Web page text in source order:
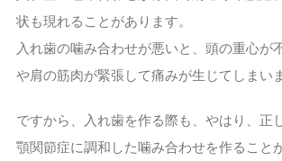
状も現れることがあります。
入れ歯の噛み合わせが悪いと、頭の重心が
や肩の筋肉が緊張して痛みが生じてしまいま
ですから、入れ歯を作る際も、やはり、正
顎関節症に調和した噛み合わせを作ること